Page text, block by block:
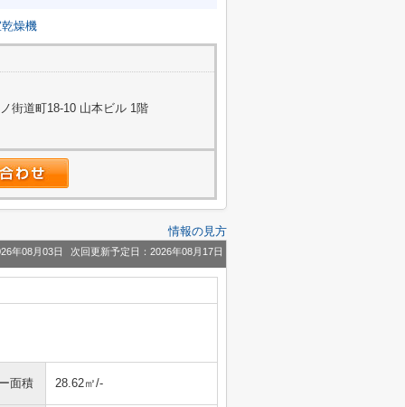
燥機
街道町18-10 山本ビル 1階
情報の見方
年08月03日 次回更新予定日：2026年08月17日
面積 28.62㎡/-